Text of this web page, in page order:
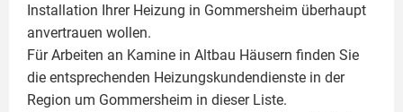
Installation Ihrer Heizung in Gommersheim überhaupt
anvertrauen wollen.
Für Arbeiten an Kamine in Altbau Häusern finden Sie
die entsprechenden Heizungskundendienste in der
Region um Gommersheim in dieser Liste.